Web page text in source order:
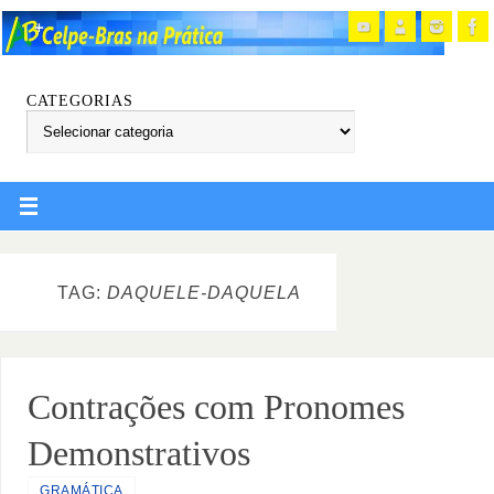
CATEGORIAS
TAG: DAQUELE-DAQUELA
Contrações com Pronomes
Demonstrativos